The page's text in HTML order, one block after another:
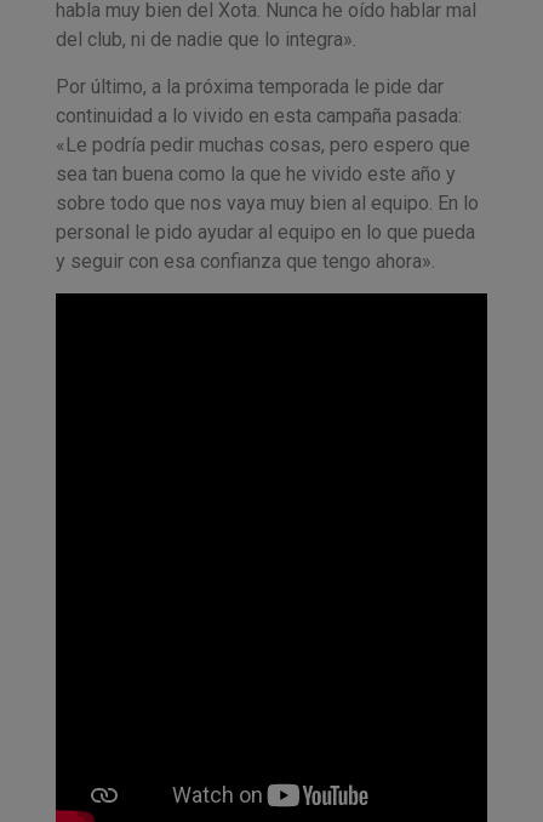
habla muy bien del Xota. Nunca he oído hablar mal
del club, ni de nadie que lo integra».
Por último, a la próxima temporada le pide dar
continuidad a lo vivido en esta campaña pasada:
«Le podría pedir muchas cosas, pero espero que
sea tan buena como la que he vivido este año y
sobre todo que nos vaya muy bien al equipo. En lo
personal le pido ayudar al equipo en lo que pueda
y seguir con esa confianza que tengo ahora».